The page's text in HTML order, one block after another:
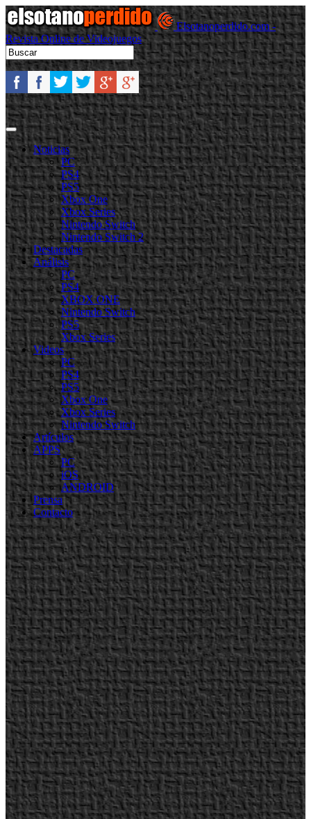
Elsotanoperdido.com -
Revista Online de Videojuegos
Noticias
PC
PS4
PS5
Xbox One
Xbox Series
Nintendo Switch
Nintendo Switch 2
Destacadas
Análisis
PC
PS4
XBOX ONE
Nintendo Switch
PS5
Xbox Series
Videos
PC
PS4
PS5
Xbox One
Xbox Series
Nintendo Switch
Artículos
APPS
PC
iOS
ANDROID
Prensa
Contacto